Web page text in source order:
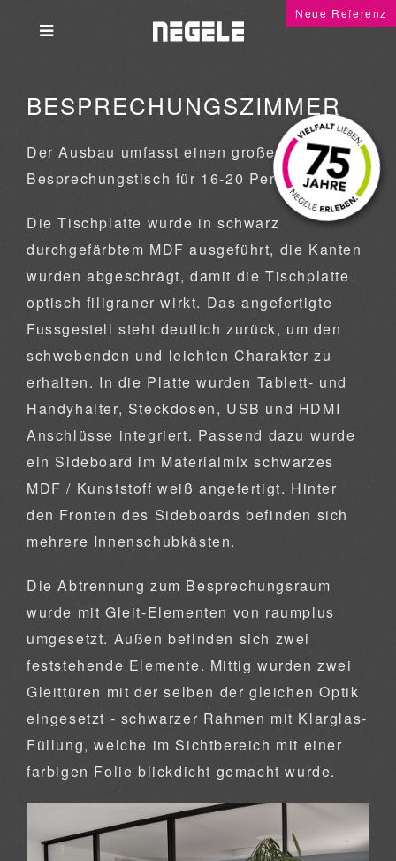
BESPRECHUNGSZIMMER
Neue Referenz
Der Ausbau umfasst einen großen
Besprechungstisch für 16-20 Personen.
Die Tischplatte wurde in schwarz
durchgefärbtem MDF ausgeführt, die Kanten
wurden abgeschrägt, damit die Tischplatte
optisch filigraner wirkt. Das angefertigte
Fussgestell steht deutlich zurück, um den
schwebenden und leichten Charakter zu
erhalten. In die Platte wurden Tablett- und
Handyhalter, Steckdosen, USB und HDMI
Anschlüsse integriert. Passend dazu wurde
ein Sideboard im Materialmix schwarzes
MDF / Kunststoff weiß angefertigt. Hinter
den Fronten des Sideboards befinden sich
mehrere Innenschubkästen.
Die Abtrennung zum Besprechungsraum
wurde mit Gleit-Elementen von raumplus
umgesetzt. Außen befinden sich zwei
feststehende Elemente. Mittig wurden zwei
Gleittüren mit der selben der gleichen Optik
eingesetzt - schwarzer Rahmen mit Klarglas-
Füllung, welche im Sichtbereich mit einer
farbigen Folie blickdicht gemacht wurde.